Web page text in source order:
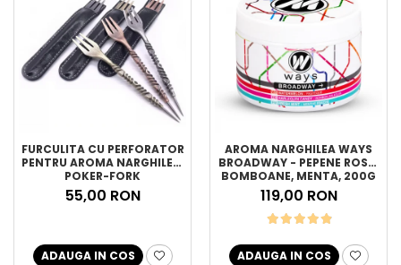
FURCULITA CU PERFORATOR
PENTRU AROMA NARGHILEA,
POKER-FORK
55,00 RON
ADAUGA IN COS
AROMA NARGHILEA WAYS
BROADWAY - PEPENE ROSU,
BOMBOANE, MENTA, 200G
119,00 RON
ADAUGA IN COS